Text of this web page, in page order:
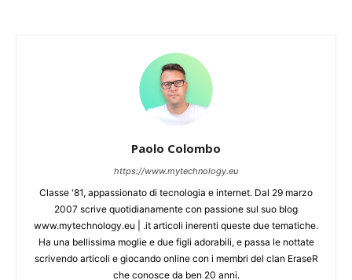
Paolo Colombo
https://www.mytechnology.eu
Classe '81, appassionato di tecnologia e internet. Dal 29 marzo
2007 scrive quotidianamente con passione sul suo blog
www.mytechnology.eu | .it articoli inerenti queste due tematiche.
Ha una bellissima moglie e due figli adorabili, e passa le nottate
scrivendo articoli e giocando online con i membri del clan EraseR
che conosce da ben 20 anni.